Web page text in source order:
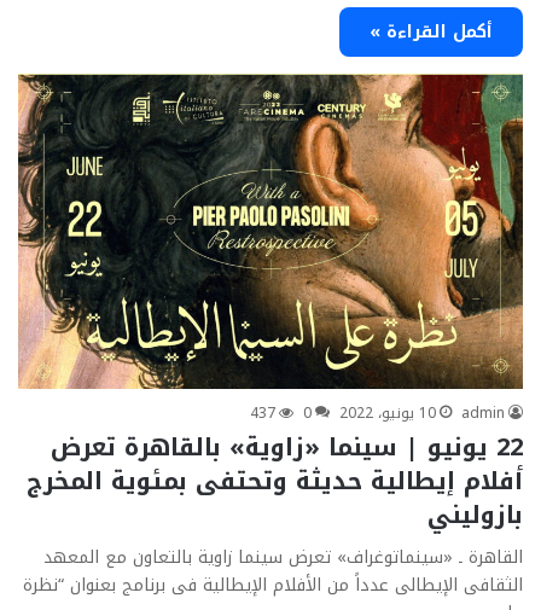
أكمل القراءة »
admin 10 يونيو، 2022 0
437
22 يونيو | سينما «زاوية» بالقاهرة تعرض
أفلام إيطالية حديثة وتحتفى بمئوية المخرج
بازوليني
القاهرة ـ «سينماتوغراف» تعرض سينما زاوية بالتعاون مع المعهد
الثقافى الإيطالى عدداً من الأفلام الإيطالية فى برنامج بعنوان “نظرة